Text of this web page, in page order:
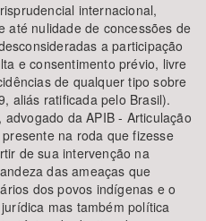
internacional,
até nulidade de concessões de
a participação
e consentimento prévio, livre
de qualquer tipo sobre
aliás ratificada pelo Brasil).
da APIB - Articulação
na roda que fizesse
de sua intervenção na
das ameaças que
dos povos indígenas e o
mas também política